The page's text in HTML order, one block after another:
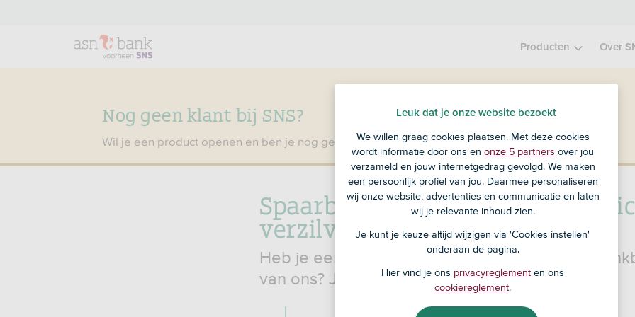
Nog geen klant bij SNS?
Wil je een product openen en ben je nog geen klant bij SNS?Ga dan naar ASN Bank .
Producten Over
Spaarbankboekje of
verzilveren
Heb je een oud spaarcertificaat of een
van ons? Je kunt het nog gewoon verzilveren.
Leuk dat je onze website bezoekt
We willen graag cookies plaatsen. Met deze cookies
wordt informatie door ons en onze 5 partners over jou
verzameld en jouw internetgedrag gevolgd. We maken
een persoonlijk profiel van jou. Daarmee personaliseren
wij onze website, advertenties en communicatie en laten
wij je relevante inhoud zien.
Je kunt je keuze altijd wijzigen via 'Cookies instellen'
onderaan de pagina.
Hier vind je ons privacyreglement en ons
cookiereglement.